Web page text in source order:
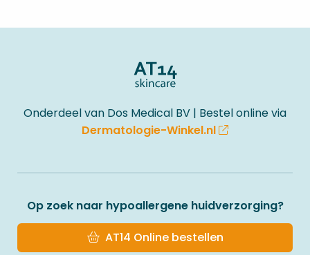
footer
Onderdeel van Dos Medical BV | Bestel online via
Dermatologie-Winkel.nl
Op zoek naar hypoallergene huidverzorging?
AT14 Online bestellen